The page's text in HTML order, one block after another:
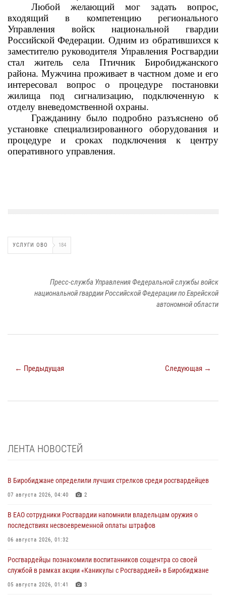
Любой желающий мог задать вопрос,
входящий в компетенцию регионального
Управления войск национальной гвардии
Российской Федерации. Одним из обратившихся к
заместителю руководителя Управления Росгвардии
стал житель села Птичник Биробиджанского
района. Мужчина проживает в частном доме и его
интересовал вопрос о процедуре постановки
жилища под сигнализацию, подключенную к
отделу вневедомственной охраны.
Гражданину было подробно разъяснено об
установке специализированного оборудования и
процедуре и сроках подключения к центру
оперативного управления.
УСЛУГИ ОВО 184
Пресс-служба Управления Федеральной службы войск
национальной гвардии Российской Федерации по Еврейской
автономной области
← Предыдущая Следующая →
ЛЕНТА НОВОСТЕЙ
В Биробиджане определили лучших стрелков среди росгвардейцев
07 августа 2026, 04:40 2
В ЕАО сотрудники Росгвардии напомнили владельцам оружия о
последствиях несвоевременной оплаты штрафов
06 августа 2026, 01:32
Росгвардейцы познакомили воспитанников соццентра со своей
службой в рамках акции «Каникулы с Росгвардией» в Биробиджане
05 августа 2026, 01:41 3